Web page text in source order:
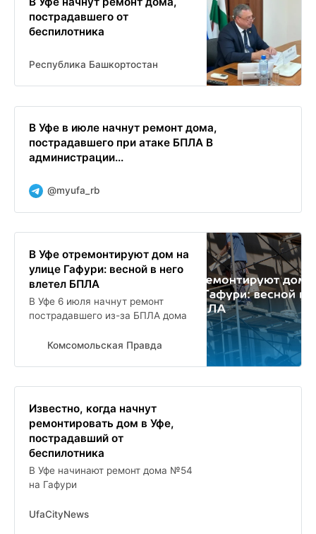
пострадавшего от
беспилотника
Республика Башкортостан
В Уфе в июле начнут ремонт дома,
пострадавшего при атаке БПЛА В
администрации...
@myufa_rb
В Уфе отремонтируют дом на
улице Гафури: весной в него
влетел БПЛА
В Уфе 6 июля начнут ремонт
пострадавшего из-за БПЛА дома
Комсомольская Правда
Известно, когда начнут
ремонтировать дом в Уфе,
пострадавший от
беспилотника
В Уфе начинают ремонт дома №54
на Гафури
UfaCityNews